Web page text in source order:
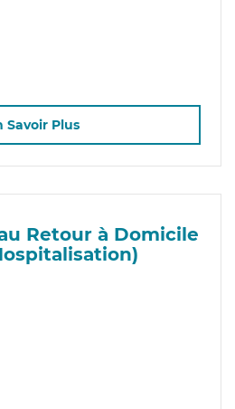
Savoir Plus
au Retour à Domicile